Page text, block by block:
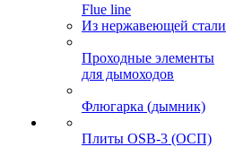
Flue line
Из нержавеющей стали
Проходные элементы
для дымоходов
Флюгарка (дымник)
Плиты OSB-3 (ОСП)